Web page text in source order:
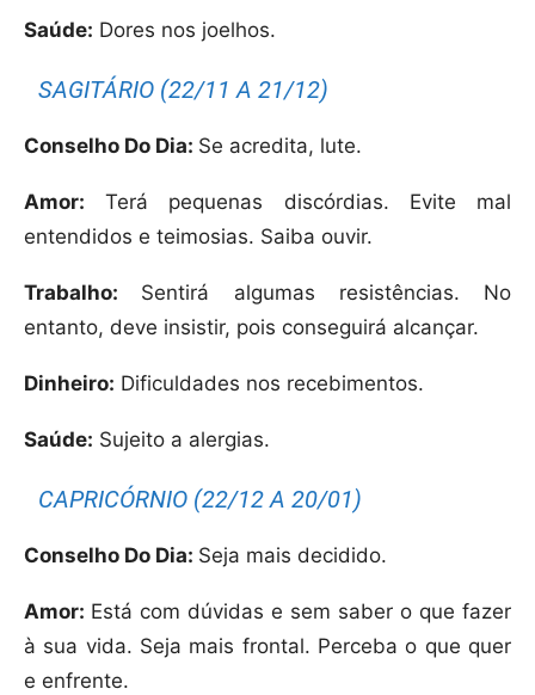
Saúde: Dores nos joelhos.
SAGITÁRIO (22/11 A 21/12)
Conselho Do Dia: Se acredita, lute.
Amor: Terá pequenas discórdias. Evite mal
entendidos e teimosias. Saiba ouvir.
Trabalho: Sentirá algumas resistências. No
entanto, deve insistir, pois conseguirá alcançar.
Dinheiro: Dificuldades nos recebimentos.
Saúde: Sujeito a alergias.
CAPRICÓRNIO (22/12 A 20/01)
Conselho Do Dia: Seja mais decidido.
Amor: Está com dúvidas e sem saber o que fazer
à sua vida. Seja mais frontal. Perceba o que quer
e enfrente.